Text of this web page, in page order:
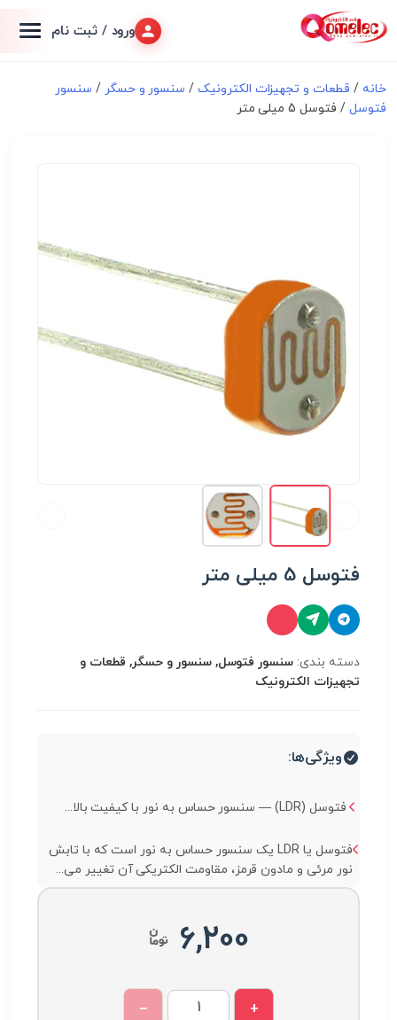
ورود / ثبت نام
خانه / قطعات و تجهیزات الکترونیک/ سنسور و حسگر / سنسور
فتوسل / فتوسل 5 میلی متر
فتوسل 5 میلی متر
دسته بندی: سنسور فتوسل, سنسور و حسگر, قطعات و
تجهیزات الکترونیک
ویژگی‌ها:
فتوسل (LDR) — سنسور حساس به نور با کیفیت بالا...
فتوسل یا LDR یک سنسور حساس به نور است که با تابش
نور مرئی و مادون قرمز، مقاومت الکتریکی آن تغییر می‌...
6,200
+
−